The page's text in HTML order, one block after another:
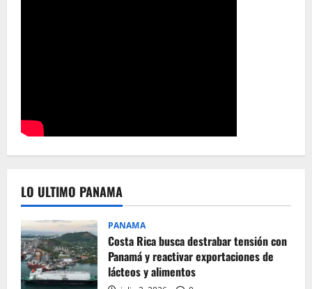
LO ULTIMO PANAMA
PANAMA
Costa Rica busca destrabar tensión con
Panamá y reactivar exportaciones de
lácteos y alimentos